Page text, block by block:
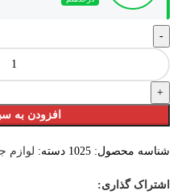
افزودن به
شناسه محصول: 1025 دسته: لوازم
اشتراک گذاری: